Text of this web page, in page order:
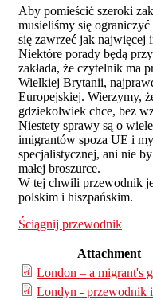
Aby pomieścić szeroki
musieliśmy się ograniczyć
się zawrzeć jak najwięcej
Niektóre porady będą
zakłada, że czytelnik ma
Wielkiej Brytanii,
Europejskiej. Wierzymy,
gdziekolwiek chce, bez
Niestety sprawy są o
imigrantów spoza UE i
specjalistycznej, ani nie
małej broszurce.
W tej chwili przewodnik
polskim i hiszpańskim.
Ściągnij przewodnik
Attachment
London – a migrant's
Londyn - przewodnik